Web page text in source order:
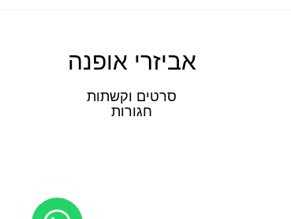
אביזרי אופנה
סרטים וקשתות
חגורות